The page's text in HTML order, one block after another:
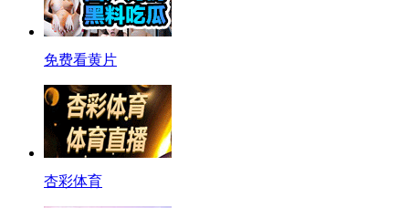
免费看黄片
杏彩体育